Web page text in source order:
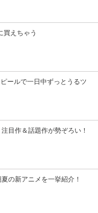
買えちゃう
ールで一日中ずっとうるツ
目作＆話題作が勢ぞろい！
の新アニメを一挙紹介！